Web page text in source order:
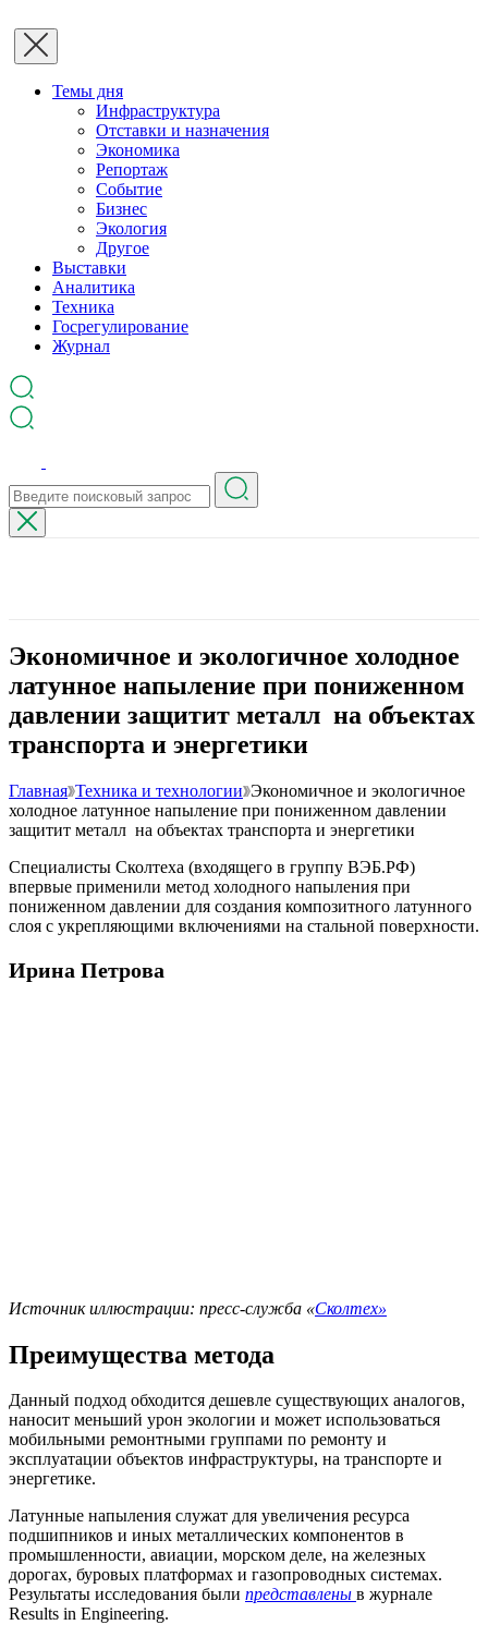
Темы дня
Инфраструктура
Отставки и назначения
Экономика
Репортаж
Событие
Бизнес
Экология
Другое
Выставки
Аналитика
Техника
Госрегулирование
Журнал
Экономичное и экологичное холодное
латунное напыление при пониженном
давлении защитит металл на объектах
транспорта и энергетики
Главная Техника и технологии Экономичное и экологичное
холодное латунное напыление при пониженном давлении
защитит металл на объектах транспорта и энергетики
Специалисты Сколтеха (входящего в группу ВЭБ.РФ)
впервые применили метод холодного напыления при
пониженном давлении для создания композитного латунного
слоя с укрепляющими включениями на стальной поверхности.
Ирина Петрова
Источник иллюстрации: пресс-служба «Сколтех»
Преимущества метода
Данный подход обходится дешевле существующих аналогов,
наносит меньший урон экологии и может использоваться
мобильными ремонтными группами по ремонту и
эксплуатации объектов инфраструктуры, на транспорте и
энергетике.
Латунные напыления служат для увеличения ресурса
подшипников и иных металлических компонентов в
промышленности, авиации, морском деле, на железных
дорогах, буровых платформах и газопроводных системах.
Результаты исследования были представлены в журнале
Results in Engineering.